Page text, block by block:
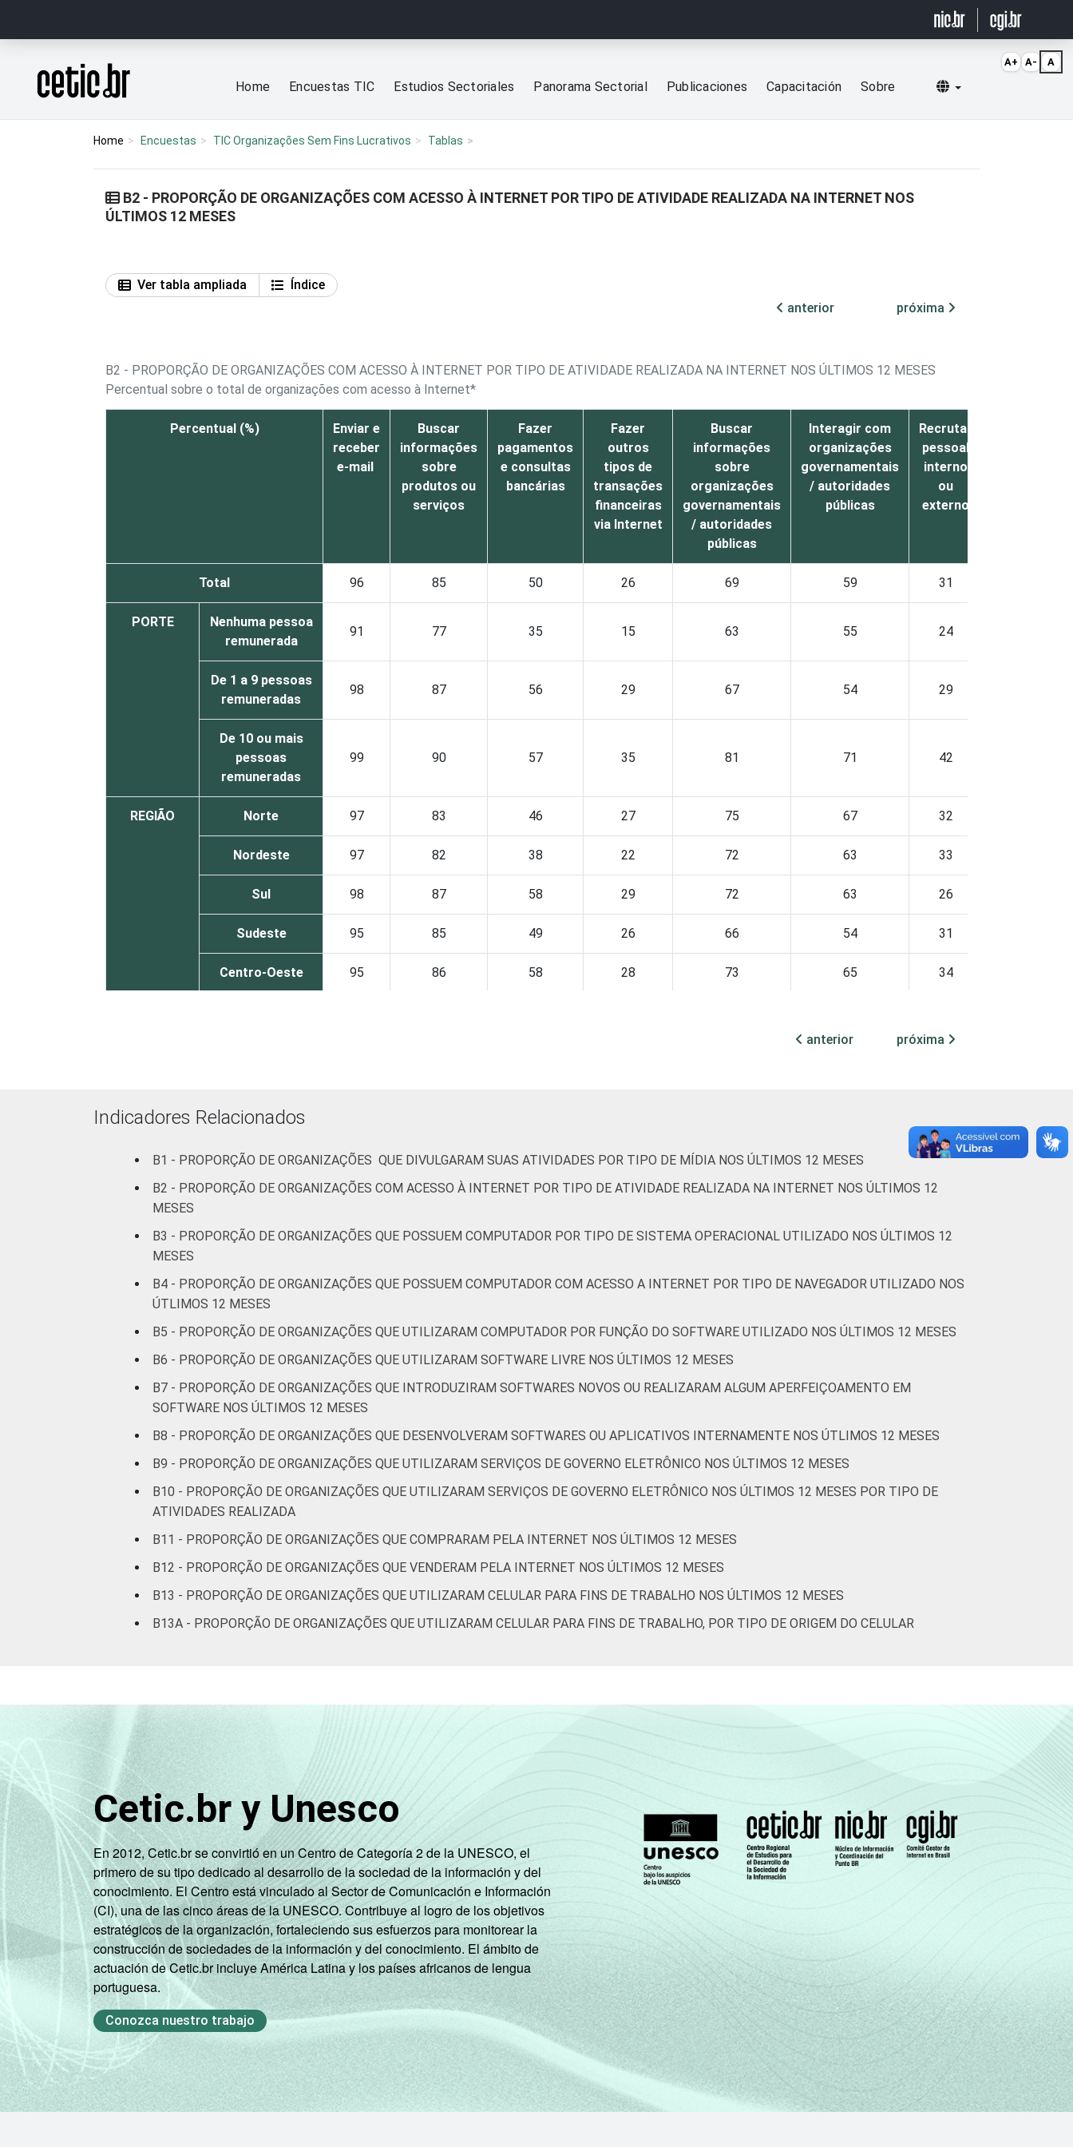
Página inicial
Home Encuestas TIC Estudios Sectoriales Panorama Sectorial Publicaciones Capacitación Sobre Selecionar idioma
Home Encuestas TIC Organizações Sem Fins Lucrativos Tablas
B2 - PROPORÇÃO DE ORGANIZAÇÕES COM ACESSO À INTERNET POR TIPO DE ATIVIDADE REALIZADA NA INTERNET NOS
ÚLTIMOS 12 MESES
Ver tabla ampliada
Índice
anterior
próxima
B2 - PROPORÇÃO DE ORGANIZAÇÕES COM ACESSO À INTERNET POR TIPO DE ATIVIDADE REALIZADA NA INTERNET NOS ÚLTIMOS 12 MESES
Percentual sobre o total de organizações com acesso à Internet*
Percentual (%)
Enviar e
receber
e-mail
Buscar
informações
sobre
produtos ou
serviços
Fazer
pagamentos
e consultas
bancárias
Fazer
outros
tipos de
transações
financeiras
via Internet
Buscar
informações
sobre
organizações
governamentais
/ autoridades
públicas
Interagir com
organizações
governamentais
/ autoridades
públicas
Recrutar
pessoal
interno
ou
externo
Total 96 85 50 26 69 59 31
PORTE
Nenhuma pessoa
remunerada
91 77 35 15 63 55 24
De 1 a 9 pessoas
remuneradas
98 87 56 29 67 54 29
De 10 ou mais
pessoas
remuneradas
99 90 57 35 81 71 42
REGIÃO Norte 97 83 46 27 75 67 32
Nordeste 97 82 38 22 72 63 33
Sul 98 87 58 29 72 63 26
Sudeste 95 85 49 26 66 54 31
Centro-Oeste 95 86 58 28 73 65 34
66 26
Cultura e
recreação
Educação, e
Pesquisa
Desenvolvimento
e Defesa de
96 84 51 28 72 66 34
Religião
assistência
social
99 85 60 33 78
* Base: 2245 organizações sem fins lucrativos que declararam ter acesso à Internet. Respostas estimuladas e rodiziadas. Cada item apresentado se
refere apenas aos resultados da alternativa "sim". Dados coletados entre outubro de 2013 e abril de 2014.
Fonte: NIC.br - out 2013 / abr 2014
anterior próxima
Indicadores Relacionados
B1 - PROPORÇÃO DE ORGANIZAÇÕES QUE DIVULGARAM SUAS ATIVIDADES POR TIPO DE MÍDIA NOS ÚLTIMOS 12 MESES
B2 - PROPORÇÃO DE ORGANIZAÇÕES COM ACESSO À INTERNET POR TIPO DE ATIVIDADE REALIZADA NA INTERNET NOS ÚLTIMOS 12
MESES
B3 - PROPORÇÃO DE ORGANIZAÇÕES QUE POSSUEM COMPUTADOR POR TIPO DE SISTEMA OPERACIONAL UTILIZADO NOS ÚLTIMOS 12
MESES
B4 - PROPORÇÃO DE ORGANIZAÇÕES QUE POSSUEM COMPUTADOR COM ACESSO A INTERNET POR TIPO DE NAVEGADOR UTILIZADO NOS
ÚTLIMOS 12 MESES
B5 - PROPORÇÃO DE ORGANIZAÇÕES QUE UTILIZARAM COMPUTADOR POR FUNÇÃO DO SOFTWARE UTILIZADO NOS ÚLTIMOS 12 MESES
B6 - PROPORÇÃO DE ORGANIZAÇÕES QUE UTILIZARAM SOFTWARE LIVRE NOS ÚLTIMOS 12 MESES
B7 - PROPORÇÃO DE ORGANIZAÇÕES QUE INTRODUZIRAM SOFTWARES NOVOS OU REALIZARAM ALGUM APERFEIÇOAMENTO EM
SOFTWARE NOS ÚLTIMOS 12 MESES
B8 - PROPORÇÃO DE ORGANIZAÇÕES QUE DESENVOLVERAM SOFTWARES OU APLICATIVOS INTERNAMENTE NOS ÚTLIMOS 12 MESES
B9 - PROPORÇÃO DE ORGANIZAÇÕES QUE UTILIZARAM SERVIÇOS DE GOVERNO ELETRÔNICO NOS ÚLTIMOS 12 MESES
B10 - PROPORÇÃO DE ORGANIZAÇÕES QUE UTILIZARAM SERVIÇOS DE GOVERNO ELETRÔNICO NOS ÚLTIMOS 12 MESES POR TIPO DE
ATIVIDADES REALIZADA
B11 - PROPORÇÃO DE ORGANIZAÇÕES QUE COMPRARAM PELA INTERNET NOS ÚLTIMOS 12 MESES
B12 - PROPORÇÃO DE ORGANIZAÇÕES QUE VENDERAM PELA INTERNET NOS ÚLTIMOS 12 MESES
B13 - PROPORÇÃO DE ORGANIZAÇÕES QUE UTILIZARAM CELULAR PARA FINS DE TRABALHO NOS ÚLTIMOS 12 MESES
B13A - PROPORÇÃO DE ORGANIZAÇÕES QUE UTILIZARAM CELULAR PARA FINS DE TRABALHO, POR TIPO DE ORIGEM DO CELULAR
Cetic.br y Unesco
En 2012, Cetic.br se convirtió en un Centro de Categoría 2 de la UNESCO, el
primero de su tipo dedicado al desarrollo de la sociedad de la información y del
conocimiento. El Centro está vinculado al Sector de Comunicación e Información
(CI), una de las cinco áreas de la UNESCO. Contribuye al logro de los objetivos
estratégicos de la organización, fortaleciendo sus esfuerzos para monitorear la
construcción de sociedades de la información y del conocimiento. El ámbito de
actuación de Cetic.br incluye América Latina y los países africanos de lengua
portuguesa.
Conozca nuestro trabajo
A+ A- A